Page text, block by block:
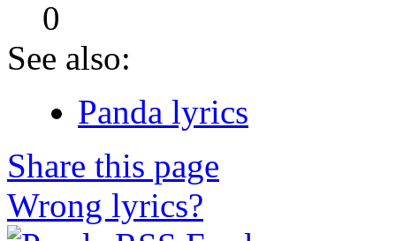
0
See also:
Panda lyrics
Share this page
Wrong lyrics?